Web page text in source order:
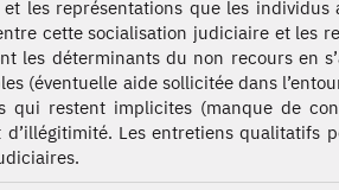
les représentations que les individus
cette socialisation judiciaire et les
les déterminants du non recours en
(éventuelle aide sollicitée dans
restent implicites (manque de
Les entretiens qualitatifs